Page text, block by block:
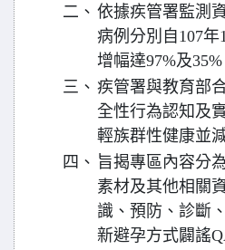
二、 依據疾管署監測
病例分別自107年
增幅達97%及
三、 疾管署與教育部
全性行為認知及
輕族群性健康並
四、 旨揭專區內容分
素材及其他相關
識、預防、診斷
新避孕方式闢謠